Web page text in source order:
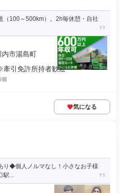
（100～500km）。2h毎休憩・自社
市湯島町
引免許所持者歓迎
個
気になる
り◆個人ノルマなし！小さなお子様
駅...